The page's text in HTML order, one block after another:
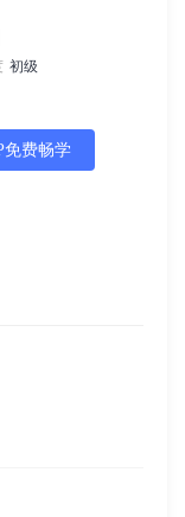
初级
免费畅学